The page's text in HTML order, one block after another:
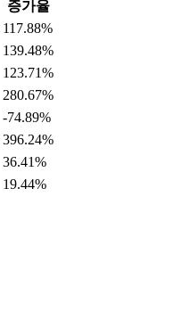
증가율
117.88%
139.48%
123.71%
280.67%
-74.89%
396.24%
36.41%
19.44%